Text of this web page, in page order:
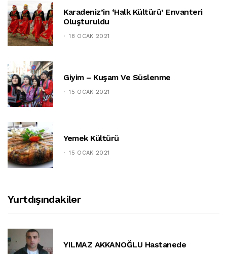
Karadeniz’in ‘halk Kültürü’ Envanteri
Oluşturuldu
18 OCAK 2021
Giyim – Kuşam Ve Süslenme
15 OCAK 2021
Yemek Kültürü
15 OCAK 2021
Yurtdışındakiler
YILMAZ AKKANOĞLU Hastanede